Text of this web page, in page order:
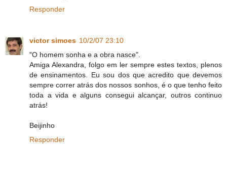
Responder
victor simoes 10/2/07 23:10
"O homem sonha e a obra nasce".
Amiga Alexandra, folgo em ler sempre estes textos, plenos
de ensinamentos. Eu sou dos que acredito que devemos
sempre correr atrás dos nossos sonhos, é o que tenho feito
toda a vida e alguns consegui alcançar, outros continuo
atrás!
Beijinho
Responder